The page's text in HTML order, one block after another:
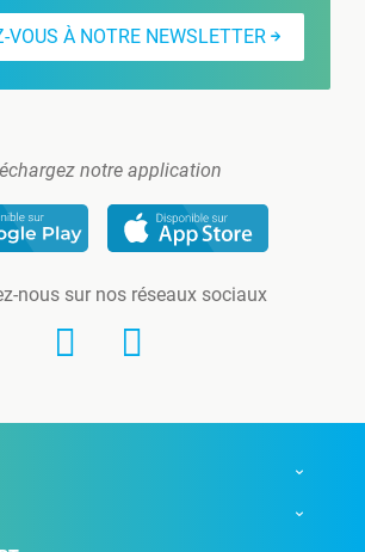
VOUS À NOTRE NEWSLETTER
notre application
nous sur nos réseaux sociaux